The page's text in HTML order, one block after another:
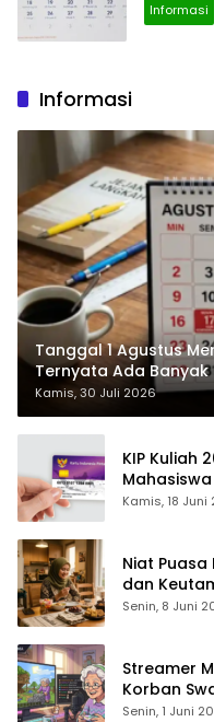
Informasi
Informasi
Tanggal 1 Agustus
Ternyata Ada Banyak
ASI Sedunia hingga
Kamis, 30 Juli 2026
KIP Kuliah
Rp1,4 Juta
Kamis, 18 Juni
Niat
dan
Muslim
Senin, 8 Juni
Streamer
Korban
Siaran
Senin, 1 Juni